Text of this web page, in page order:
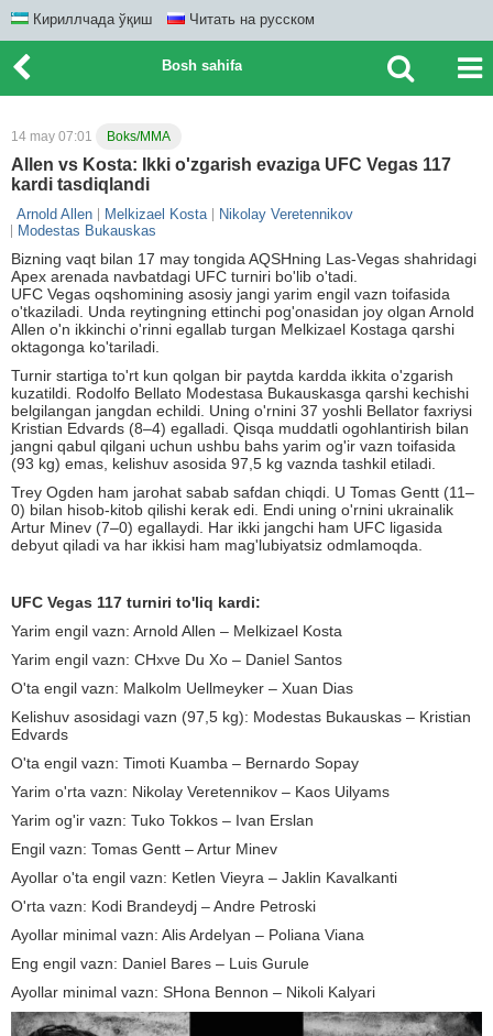
Кириллчада ўқиш Читать на русском
Bosh sahifa
14 may 07:01 Boks/MMA
Allen vs Kosta: Ikki o'zgarish evaziga UFC Vegas 117
kardi tasdiqlandi
Arnold Allen Melkizael Kosta
Nikolay Veretennikov
Modestas Bukauskas
Bizning vaqt bilan 17 may tongida AQSHning Las-Vegas shahridagi
Apex arenada navbatdagi UFC turniri bo'lib o'tadi.
UFC Vegas oqshomining asosiy jangi yarim engil vazn toifasida
o'tkaziladi. Unda reytingning ettinchi pog'onasidan joy olgan Arnold
Allen o'n ikkinchi o'rinni egallab turgan Melkizael Kostaga qarshi
oktagonga ko'tariladi.
Turnir startiga to'rt kun qolgan bir paytda kardda ikkita o'zgarish
kuzatildi. Rodolfo Bellato Modestasa Bukauskasga qarshi kechishi
belgilangan jangdan echildi. Uning o'rnini 37 yoshli Bellator faxriysi
Kristian Edvards (8–4) egalladi. Qisqa muddatli ogohlantirish bilan
jangni qabul qilgani uchun ushbu bahs yarim og'ir vazn toifasida
(93 kg) emas, kelishuv asosida 97,5 kg vaznda tashkil etiladi.
Trey Ogden ham jarohat sabab safdan chiqdi. U Tomas Gentt (11–
0) bilan hisob-kitob qilishi kerak edi. Endi uning o'rnini ukrainalik
Artur Minev (7–0) egallaydi. Har ikki jangchi ham UFC ligasida
debyut qiladi va har ikkisi ham mag'lubiyatsiz odmlamoqda.
UFC Vegas 117 turniri to'liq kardi:
Yarim engil vazn: Arnold Allen – Melkizael Kosta
Yarim engil vazn: CHxve Du Xo – Daniel Santos
O'ta engil vazn: Malkolm Uellmeyker – Xuan Dias
Kelishuv asosidagi vazn (97,5 kg): Modestas Bukauskas – Kristian
Edvards
O'ta engil vazn: Timoti Kuamba – Bernardo Sopay
Yarim o'rta vazn: Nikolay Veretennikov – Kaos Uilyams
Yarim og'ir vazn: Tuko Tokkos – Ivan Erslan
Engil vazn: Tomas Gentt – Artur Minev
Ayollar o'ta engil vazn: Ketlen Vieyra – Jaklin Kavalkanti
O'rta vazn: Kodi Brandeydj – Andre Petroski
Ayollar minimal vazn: Alis Ardelyan – Poliana Viana
Eng engil vazn: Daniel Bares – Luis Gurule
Ayollar minimal vazn: SHona Bennon – Nikoli Kalyari